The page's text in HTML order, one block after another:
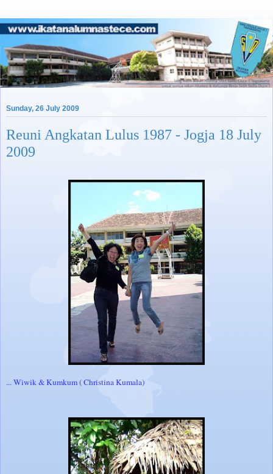
Sunday, 26 July 2009
Reuni Angkatan Lulus 1987 - Jogja 18 July
2009
... Wiwik & Kumkum ( Christina Kumala)